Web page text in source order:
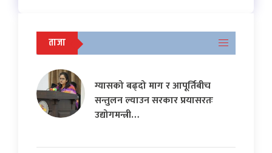
ताजा
ग्यासको बढ्दो माग र आपूर्तिबीच
सन्तुलन ल्याउन सरकार प्रयासरतः
उद्योगमन्त्री…